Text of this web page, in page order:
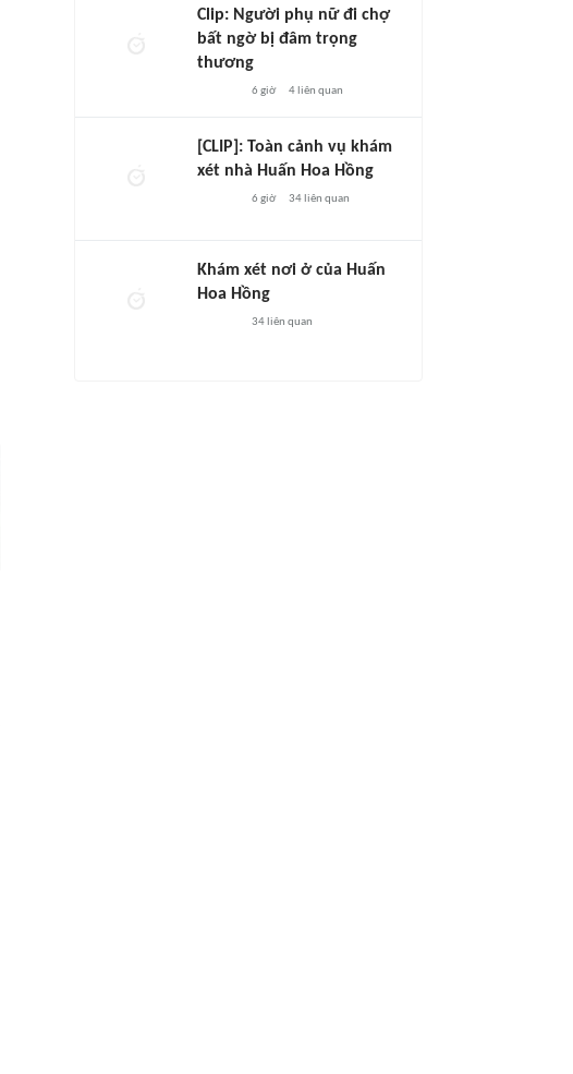
Clip: Người phụ nữ đi chợ
bất ngờ bị đâm trọng
thương
6 giờ 4liên quan
[CLIP]: Toàn cảnh vụ khám
xét nhà Huấn Hoa Hồng
6 giờ 34liên quan
Khám xét nơi ở của Huấn
Hoa Hồng
34liên quan